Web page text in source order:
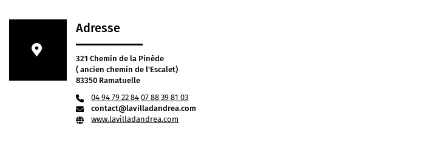
Adresse
321 Chemin de la Pinède
( ancien chemin de l'Escalet)
83350 Ramatuelle
04 94 79 22 84 07 88 39 81 03
contact@lavilladandrea.com
www.lavilladandrea.com